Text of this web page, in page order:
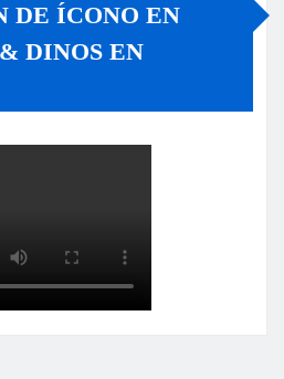
DE ÍCONO EN
DINOS EN